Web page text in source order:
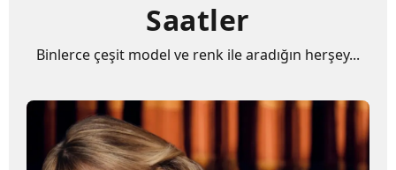
Saatler
Binlerce çeşit model ve renk ile aradığın herşey...